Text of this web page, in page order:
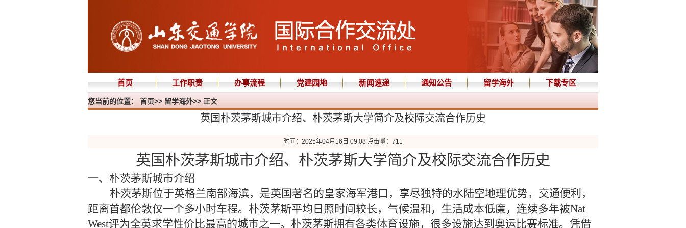
首页 工作职责 办事流程 党建园地 新闻速递 通知公告 留学海外 下载专区
您当前的位置： 首页>> 留学海外>> 正文
英国朴茨茅斯城市介绍、朴茨茅斯大学简介及校际交流合作历史
时间：2025年04月16日 09:08 点击量： 711
英国朴茨茅斯城市介绍、 朴茨茅斯大学简介及校际交流合作历史
一、朴茨茅斯城市介绍
朴茨茅斯位于英格兰南部海滨，是英国著名的皇家海军港口，享尽独特的水陆空地理优势，交通便利，
距离首都伦敦仅一个多小时车程。朴茨茅斯平均日照时间较长，气候温和，生活成本低廉，连续多年被Nat
West评为全英求学性价比最高的城市之一。朴茨茅斯拥有各类体育设施，很多设施达到奥运比赛标准。凭借